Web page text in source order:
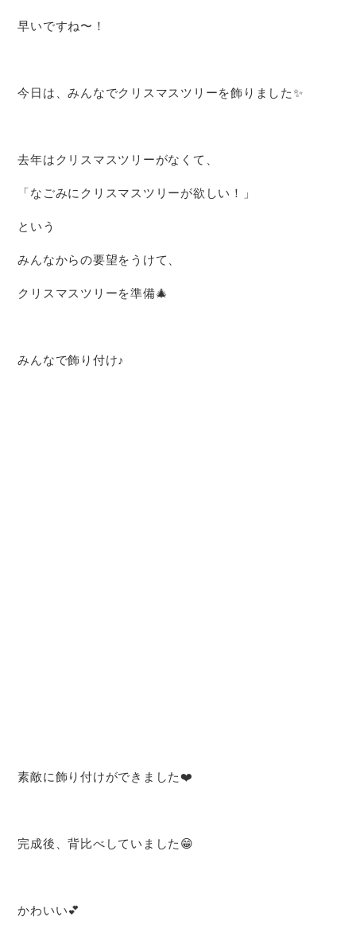
早いですね〜！
今日は、みんなでクリスマスツリーを飾りました✨
去年はクリスマスツリーがなくて、
「なごみにクリスマスツリーが欲しい！」
という
みんなからの要望をうけて、
クリスマスツリーを準備🎄
みんなで飾り付け♪
素敵に飾り付けができました❤️
完成後、背比べしていました😁
かわいい💕